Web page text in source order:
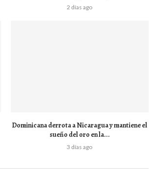
2 días ago
Dominicana derrota a Nicaragua y mantiene el
sueño del oro en la...
3 días ago